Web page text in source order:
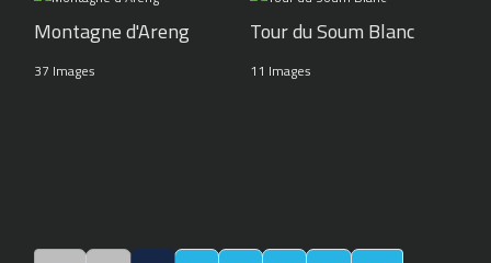
Montagne d'Areng
37 Images
Tour du Soum Blanc
11 Images